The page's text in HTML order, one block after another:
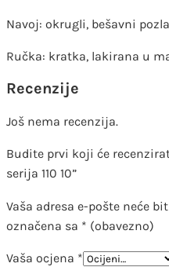
Navoj: okrugli, bešavni
Ručka: kratka, lakirana u
Recenzije
Još nema recenzija.
Budite prvi koji će
serija 110 10”
Vaša adresa e-pošte neće
označena sa * (obavezno)
Vaša ocjena *